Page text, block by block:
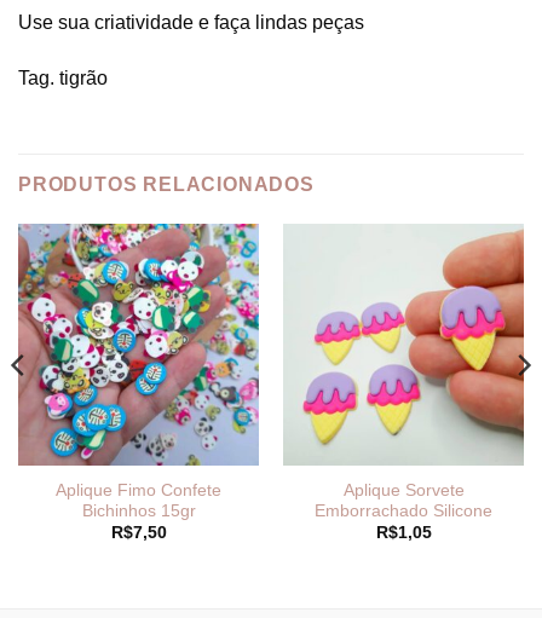
Use sua criatividade e faça lindas peças
Tag. tigrão
PRODUTOS RELACIONADOS
Aplique Fimo Confete
Bichinhos 15gr
R$7,50
Aplique Sorvete
Emborrachado Silicone
R$1,05